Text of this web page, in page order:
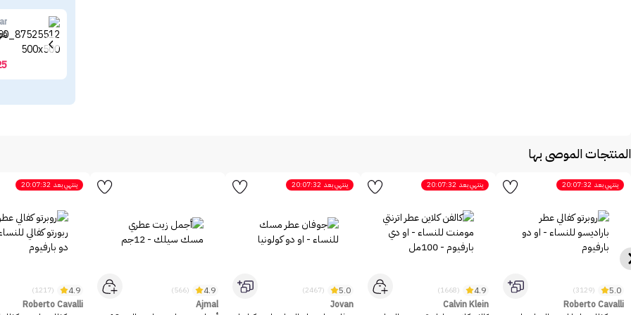
المنتجات الموصى بها
ينتهي بعد 20:07:32
5.0
(3129)
Roberto Cavalli
ينتهي بعد 20:07:32
4.9
(1668)
Calvin Klein
ينتهي بعد 20:07:32
5.0
(2467)
Jovan
4.9
(566)
Ajmal
ينتهي بعد 20:07:32
4.9
(1217)
Roberto Cavalli